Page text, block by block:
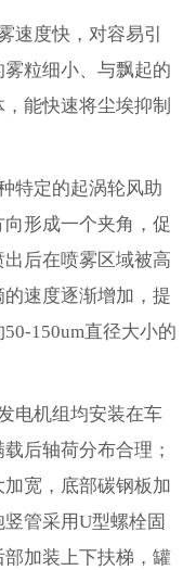
速度快，对容易引
粒细小、与飘起的
能快速将尘埃抑制
特定的起涡轮风助
形成一个夹角，促
后在喷雾区域被高
速度逐渐增加，提
150um直径大小的
电机组均安装在车
后轴荷分布合理；
宽，底部碳钢板加
管采用U型螺栓固
加装上下扶梯，罐